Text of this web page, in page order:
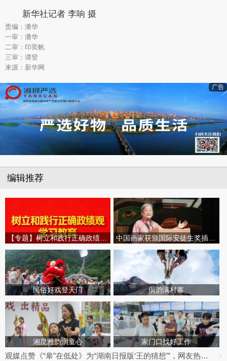
新华社记者 李响 摄
责编：潘华
一审：潘华
二审：印奕帆
三审：谭登
来源：新华网
广告
编辑推荐
民俗好戏登天门 侗韵满村寨
湘昆雅韵润童心 家门口找好工作
观媒点赞《“皋”在低处》为“湖南日报版‘王的猜想’”，网友热议：党报头版可以这么起标题